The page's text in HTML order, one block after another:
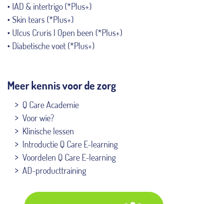
• IAD & intertrigo (*Plus+)
• Skin tears (*Plus+)
• Ulcus Cruris | Open been (*Plus+)
• Diabetische voet (*Plus+)
Meer kennis voor de zorg
Q Care Academie
Voor wie?
Klinische lessen
Introductie Q Care E-learning
Voordelen Q Care E-learning
AD-producttraining